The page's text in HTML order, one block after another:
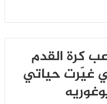
كرة القدم
غيّرت حياتي